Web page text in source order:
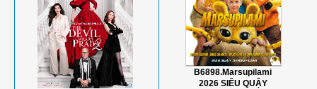
B6898.Marsupilami
2026 SIÊU QUẬY